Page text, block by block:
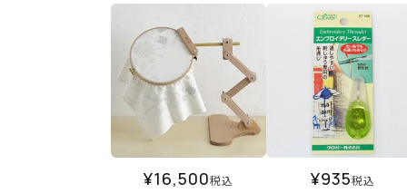
¥16,500税込 ¥935税込